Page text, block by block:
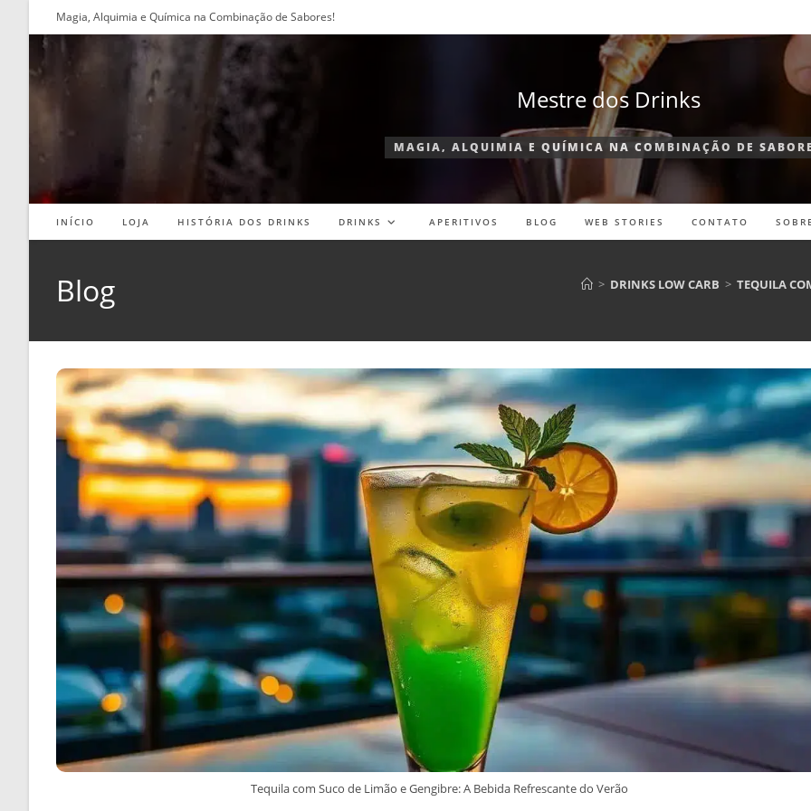
conteúdo
Magia, Alquimia e Química na Combinação de Sabores!
Mestre dos Drinks
MAGIA, ALQUIMIA E QUÍMICA NA COMBINAÇÃO DE
INÍCIO LOJA HISTÓRIA DOS DRINKS DRINKS APERITIVOS BLOG WEB STORIES CONTATO SOBRE
Blog > DRINKS LOW CARB > TEQUILA
Tequila com Suco de Limão e Gengibre: A Bebida Refrescante do Verão